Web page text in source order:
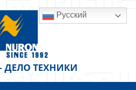
ДЕЛО ТЕХНИКИ
Русский